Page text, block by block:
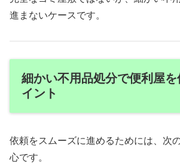
進まないケースです。
細かい不用品処分で便利屋
イント
依頼をスムーズに進めるためには、次
心です。